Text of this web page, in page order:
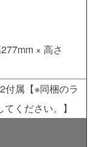
× 高さ
付属【※同梱のラ
ください。】